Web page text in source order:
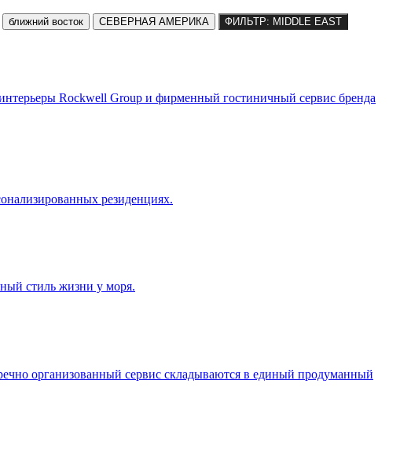
ближний восток СЕВЕРНАЯ АМЕРИКА ФИЛЬТР: MIDDLE EAST
Rockwell Group и фирменный гостиничный сервис бренда
резиденциях.
стиль жизни у моря.
организованный сервис складываются в единый продуманный